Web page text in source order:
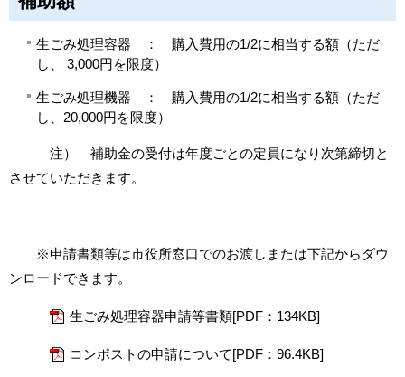
生ごみ処理容器 ： 購入費用の1/2に相当する額（ただ
し、 3,000円を限度）
生ごみ処理機器 ： 購入費用の1/2に相当する額（ただ
し、20,000円を限度）
注） 補助金の受付は年度ごとの定員になり次第締切と
させていただきます。
※申請書類等は市役所窓口でのお渡しまたは下記からダウ
ンロードできます。
生ごみ処理容器申請等書類[PDF：134KB]
コンポストの申請について[PDF：96.4KB]